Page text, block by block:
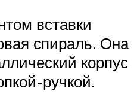
вставки
спираль. Она
корпус
ручкой.